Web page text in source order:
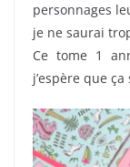
personnages
je ne saurai
Ce tome 1
j’espère que